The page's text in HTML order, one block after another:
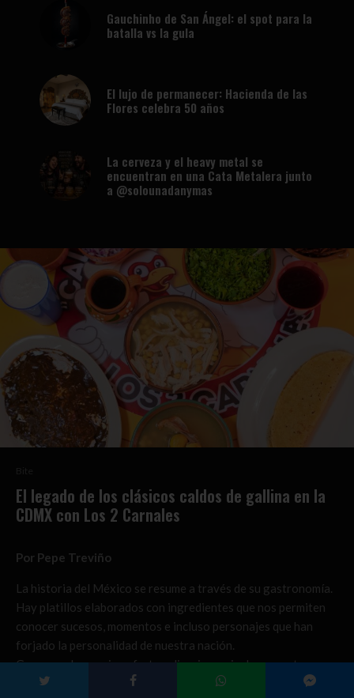
Gauchinho de San Ángel: el spot para la
batalla vs la gula
El lujo de permanecer: Hacienda de las
Flores celebra 50 años
La cerveza y el heavy metal se
encuentran en una Cata Metalera junto
a @solounadanymas
El legado de los clásicos caldos de gallina en la
CDMX con Los 2 Carnales
Por Pepe Treviño
La historia del México se resume a través de su gastronomía.
Hay platillos elaborados con ingredientes que nos permiten
conocer sucesos, momentos e incluso personajes que han
forjado la personalidad de nuestra nación.
Gozamos de una rica oferta culinaria que incluye recetas
complejas para celebrar ocasiones especiales, pero la